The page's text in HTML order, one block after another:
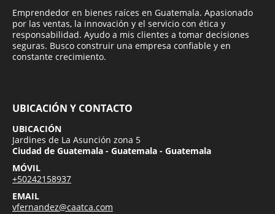
Emprendedor en bienes raíces en Guatemala. Apasionado
por las ventas, la innovación y el servicio con ética y
responsabilidad. Ayudo a mis clientes a tomar decisiones
seguras. Busco construir una empresa confiable y en
constante crecimiento.
UBICACIÓN Y CONTACTO
UBICACIÓN
Jardines de La Asunción zona 5
Ciudad de Guatemala - Guatemala - Guatemala
MÓVIL
+50242158937
EMAIL
vfernandez@caatca.com